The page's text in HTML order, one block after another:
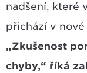
nadšení, které
přichází v
„Zkušenost
chyby,“ říká